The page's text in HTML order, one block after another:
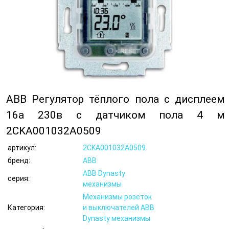
ABB Регулятор тёплого пола с дисплеем
16а 230в с датчиком пола 4 м
2CKA001032A0509
артикул:
2CKA001032A0509
бренд:
ABB
серия:
ABB Dynasty
механизмы
Категория:
Механизмы розеток
и выключателей ABB
Dynasty механизмы